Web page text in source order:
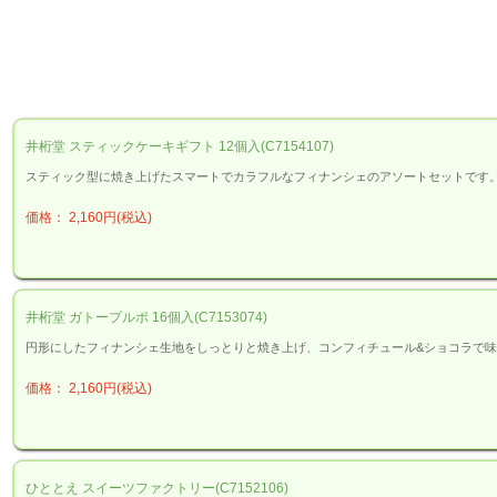
井桁堂 スティックケーキギフト 12個入(C7154107)
スティック型に焼き上げたスマートでカラフルなフィナンシェのアソートセットです
価格： 2,160円(税込)
井桁堂 ガトープルポ 16個入(C7153074)
円形にしたフィナンシェ生地をしっとりと焼き上げ、コンフィチュール&ショコラで
価格： 2,160円(税込)
ひととえ スイーツファクトリー(C7152106)